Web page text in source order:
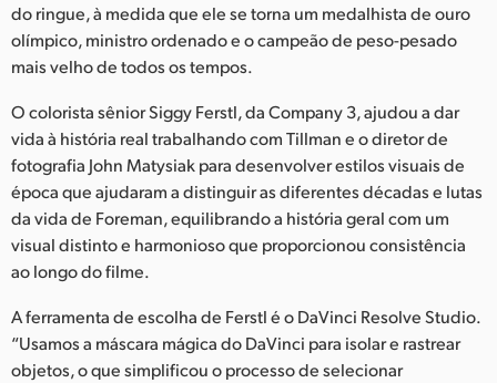
Malaysia
Netherlands
New Zealand
Norway
Poland
Portugal
Singapore
do ringue, à medida que ele se torna um medalhista de ouro
olímpico, ministro ordenado e o campeão de peso-pesado
mais velho de todos os tempos.
O colorista sênior Siggy Ferstl, da Company 3, ajudou a dar
vida à história real trabalhando com Tillman e o diretor de
fotografia John Matysiak para desenvolver estilos visuais de
época que ajudaram a distinguir as diferentes décadas e lutas
da vida de Foreman, equilibrando a história geral com um
visual distinto e harmonioso que proporcionou consistência
ao longo do filme.
A ferramenta de escolha de Ferstl é o DaVinci Resolve Studio.
“Usamos a máscara mágica do DaVinci para isolar e rastrear
objetos, o que simplificou o processo de selecionar